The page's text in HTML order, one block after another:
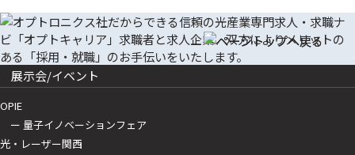
展示会/イベント
OPIE
ー 量子イノベーションフェア
光・レーザー関西